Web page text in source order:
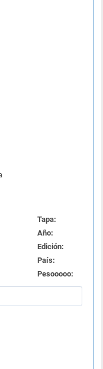
Tapa:
Año:
Edición:
País:
Pesooooo: